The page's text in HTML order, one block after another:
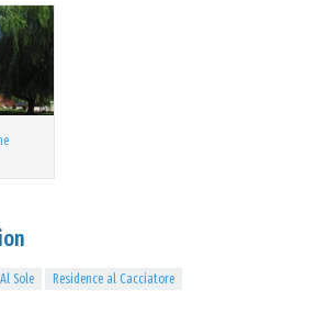
Sole Residence al Cacciatore